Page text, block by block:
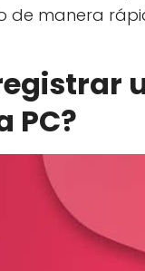
de manera
PC?